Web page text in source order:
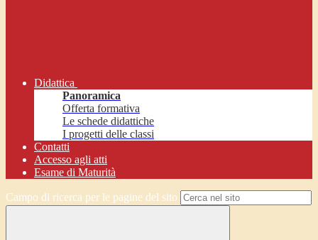
Didattica
Panoramica
Offerta formativa
Le schede didattiche
I progetti delle classi
Contatti
Accesso agli atti
Esame di Maturità
Campo di ricerca per le pagine del sito